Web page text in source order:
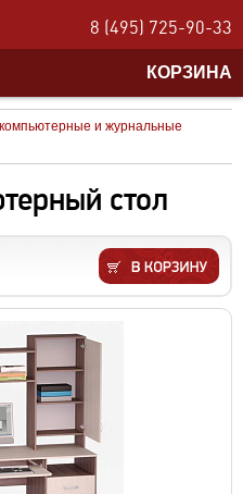
8 (495) 725-90-33
КОРЗИНА
и журнальные
стол